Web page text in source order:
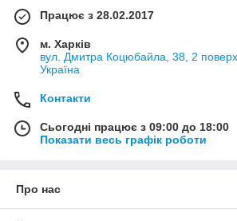
Працює з 28.02.2017
м. Харків
вул. Дмитра Коцюбайла, 38, 2
Україна
Контакти
Сьогодні працює з 09:00 до 18:00
Показати весь графік роботи
Про нас